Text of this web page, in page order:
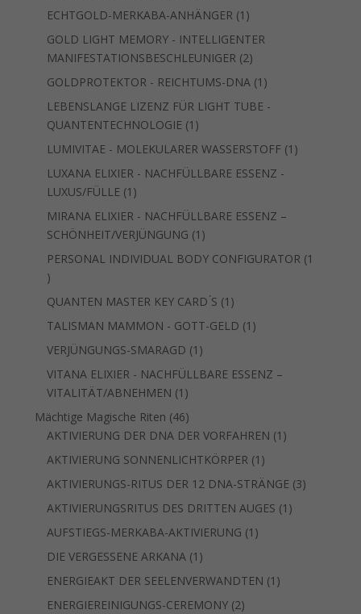
Produkt
ECHTGOLD-MERKABA-ANHÄNGER 1 1
Produkt
GOLD LIGHT MEMORY - INTELLIGENTER
MANIFESTATIONSBESCHLEUNIGER 22
Produkte
GOLDPROTEKTOR - REICHTUMS-DNA 1 1
Produkt
LEBENSLANGE LIZENZ FÜR LIGHT TUBE -
QUANTENTECHNOLOGIE 1 1
Produkt
LUMIVITAE - MOLEKULARER WASSERSTOFF 1 1
LUXANA ELIXIER - NACHFÜLLBARE ESSENZ -
LUXUS/FÜLLE 1 1
Produkt
MIRANA ELIXIER - NACHFÜLLBARE ESSENZ –
SCHÖNHEIT/VERJÜNGUNG 1 1
Produkt
PERSONAL INDIVIDUAL BODY CONFIGURATOR 1
1
Produkt
QUANTEN MASTER KEY CARD ́S 1 1
Produkt
TALISMAN MAMMON - GOTT-GELD 1 1
VERJÜNGUNGS-SMARAGD 1 1
Produkt
VITANA ELIXIER - NACHFÜLLBARE ESSENZ –
VITALITÄT/ABNEHMEN 1 1
Produkt
Mächtige Magische Riten 4646
Produkte
AKTIVIERUNG DER DNA DER VORFAHREN 1 1
AKTIVIERUNG SONNENLICHTKÖRPER 1 1
Produkt
AKTIVIERUNGS-RITUS DER 12 DNA-STRÄNGE 33
AKTIVIERUNGSRITUS DES DRITTEN AUGES 1 1
AUFSTIEGS-MERKABA-AKTIVIERUNG 1 1
DIE VERGESSENE ARKANA 1 1
Produkt
ENERGIEAKT DER SEELENVERWANDTEN 1 1
ENERGIEREINIGUNGS-CEREMONY 22